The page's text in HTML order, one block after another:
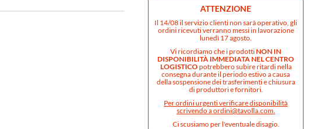
ATTENZIONE
Il 14/08 il servizio clienti non sarà operativo, gli
ordini ricevuti verranno messi in lavorazione
lunedì 17 agosto.
Vi ricordiamo che i prodottiNON IN
DISPONIBILITÀ IMMEDIATA NEL CENTRO
LOGISTICOpotrebbero subire ritardi nella
consegna durante il periodo estivo a causa
della sospensione dei trasferimenti e chiusura
di produttori e fornitori.
Per ordini urgenti verificare disponibilità
scrivendo aordini@tavolla.com.
Ci scusiamo per l'eventuale disagio.